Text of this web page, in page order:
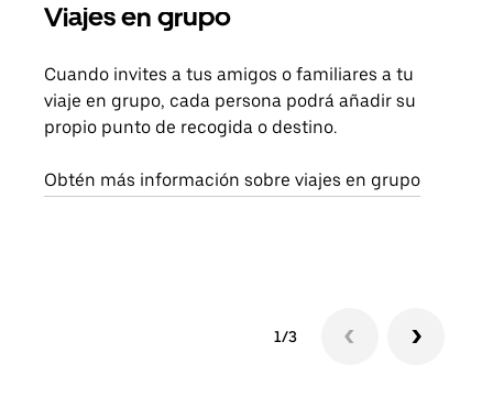
Viajes en grupo
Cuando invites a tus amigos o familiares a tu
viaje en grupo, cada persona podrá añadir su
propio punto de recogida o destino.
Obtén más información sobre viajes en grupo
1/3